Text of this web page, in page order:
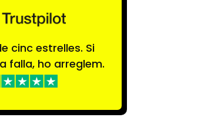
cinc estrelles. Si
falla, ho arreglem.